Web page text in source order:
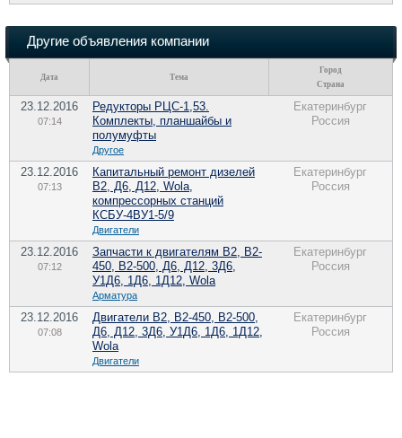
Другие объявления компании
Дата Тема
Город
Страна
23.12.2016
07:14
Редукторы РЦС-1,53.
Комплекты, планшайбы и
полумуфты
Другое
Екатеринбург
Россия
23.12.2016
07:13
Капитальный ремонт дизелей
В2, Д6, Д12, Wola,
компрессорных станций
КСБУ-4ВУ1-5/9
Двигатели
Екатеринбург
Россия
23.12.2016
07:12
Запчасти к двигателям В2, В2-
450, В2-500, Д6, Д12, 3Д6,
У1Д6, 1Д6, 1Д12, Wola
Арматура
Екатеринбург
Россия
23.12.2016
07:08
Двигатели В2, В2-450, В2-500,
Д6, Д12, 3Д6, У1Д6, 1Д6, 1Д12,
Wola
Двигатели
Екатеринбург
Россия